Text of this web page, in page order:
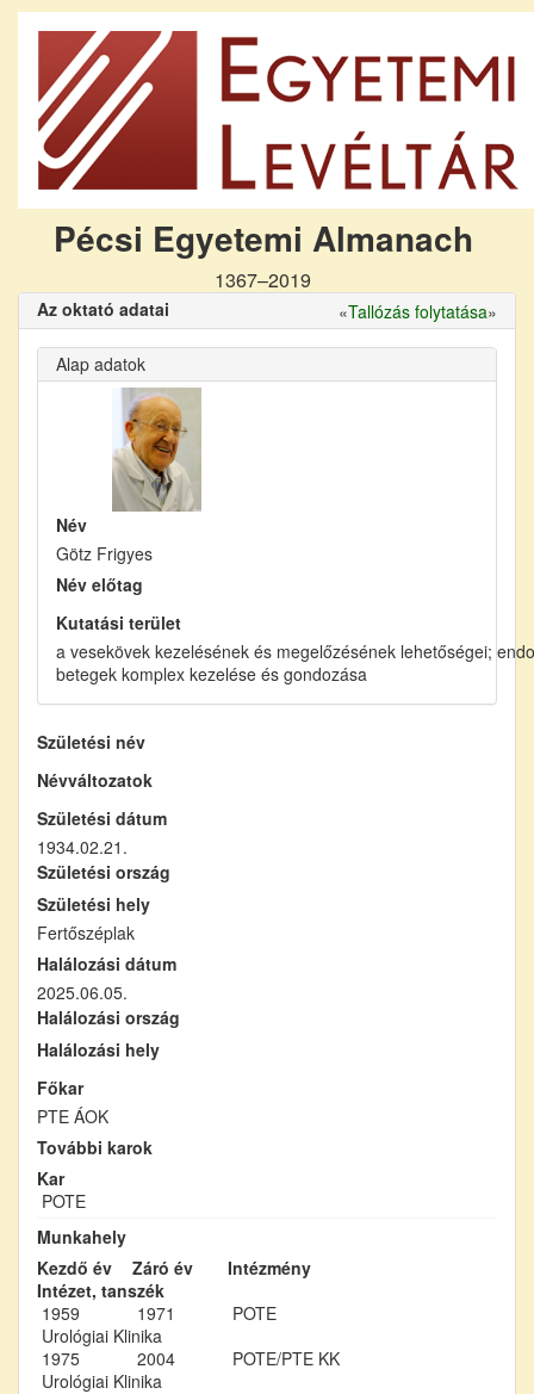
Pécsi Egyetemi Almanach
1367–2019
Az oktató adatai «Tallózás folytatása»
Alap adatok
Név
Götz Frigyes
Név előtag
Kutatási terület
a vesekövek kezelésének és megelőzésének lehetőségei;
betegek komplex kezelése és gondozása
Születési név
Névváltozatok
Születési dátum
1934.02.21.
Születési ország
Születési hely
Fertőszéplak
Halálozási dátum
2025.06.05.
Halálozási ország
Halálozási hely
Főkar
PTE ÁOK
További karok
Kar
POTE
Munkahely
Kezdő év
Záró év
Intézmény
Intézet, tanszék
1959
1971
POTE
Urológiai Klinika
1975
2004
POTE/PTE KK
Urológiai Klinika